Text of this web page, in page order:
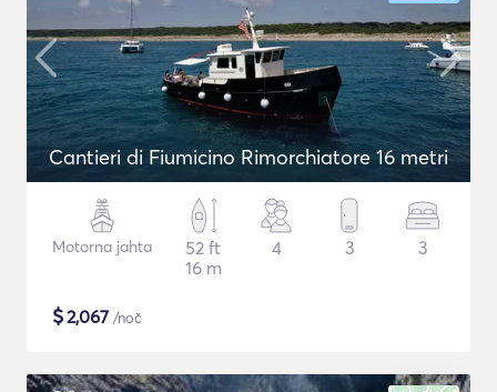
Cantieri di Fiumicino Rimorchiatore 16 metri
Motorna jahta
52 ft
16 m
4 3 3
$2,067 /noč